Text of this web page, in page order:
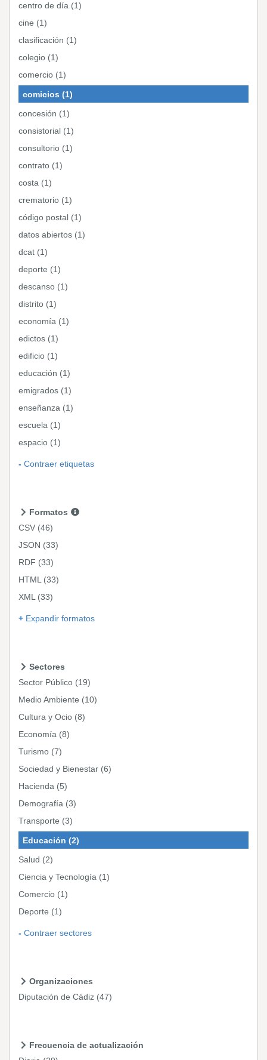
centro de día (1)
cine (1)
clasificación (1)
colegio (1)
comercio (1)
comicios (1)
concesión (1)
consistorial (1)
consultorio (1)
contrato (1)
costa (1)
crematorio (1)
código postal (1)
datos abiertos (1)
dcat (1)
deporte (1)
descanso (1)
distrito (1)
economía (1)
edictos (1)
edificio (1)
educación (1)
emigrados (1)
enseñanza (1)
escuela (1)
espacio (1)
Contraer etiquetas
Formatos
CSV (46)
JSON (33)
RDF (33)
HTML (33)
XML (33)
Expandir formatos
Sectores
Sector Público (19)
Medio Ambiente (10)
Cultura y Ocio (8)
Economía (8)
Turismo (7)
Sociedad y Bienestar (6)
Hacienda (5)
Demografía (3)
Transporte (3)
Educación (2)
Salud (2)
Ciencia y Tecnología (1)
Comercio (1)
Deporte (1)
Contraer sectores
Organizaciones
Diputación de Cádiz (47)
Frecuencia de actualización